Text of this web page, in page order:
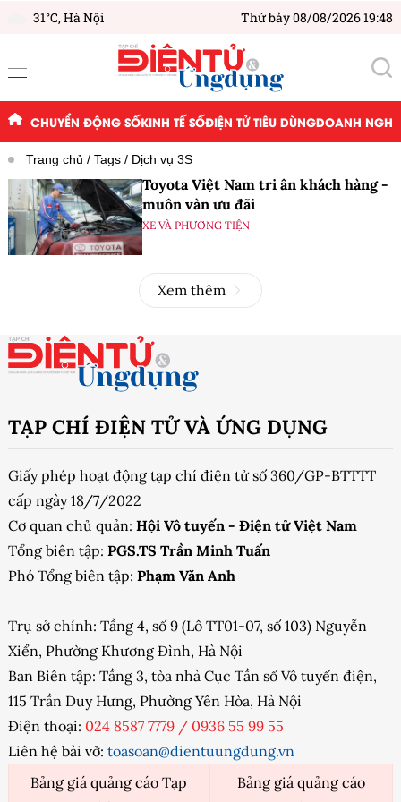
31°C,Hà Nội Thứ bảy 08/08/2026 19:48
CHUYỂN ĐỘNG SỐKINH TẾ SỐĐIỆN TỬ TIÊU DÙNGDOANH
Trang chủ Tags Dịch vụ 3S
Toyota Việt Nam tri ân khách hàng -
muôn vàn ưu đãi
XE VÀ PHƯƠNG TIỆN
Xem thêm
TẠP CHÍ ĐIỆN TỬ VÀ ỨNG DỤNG
Giấy phép hoạt động tạp chí điện tử số 360/GP-BTTTT
cấp ngày 18/7/2022
Cơ quan chủ quản: Hội Vô tuyến - Điện tử Việt Nam
Tổng biên tập: PGS.TS Trần Minh Tuấn
Phó Tổng biên tập: Phạm Văn Anh
Trụ sở chính: Tầng 4, số 9 (Lô TT01-07, số 103) Nguyễn
Xiển, Phường Khương Đình, Hà Nội
Ban Biên tập: Tầng 3, tòa nhà Cục Tần số Vô tuyến điện,
115 Trần Duy Hưng, Phường Yên Hòa, Hà Nội
Điện thoại: 024 8587 7779 / 0936 55 99 55
Liên hệ bài vở: toasoan@dientuungdung.vn
Bảng giá quảng cáo Tạp
Bảng giá quảng cáo